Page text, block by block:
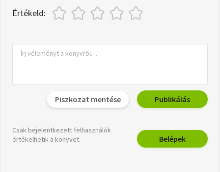
Értékeld:
Piszkozat mentése Publikálás
Csak bejelentkezett felhasználók
értékelhetik a könyvet.
Belépek